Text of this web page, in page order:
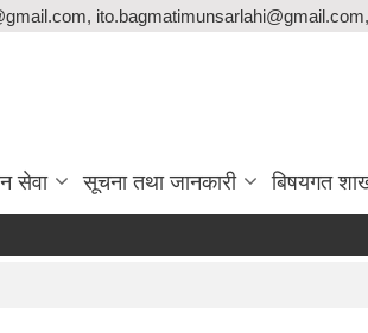
सेवा सूचना तथा जानकारी बिषयगत